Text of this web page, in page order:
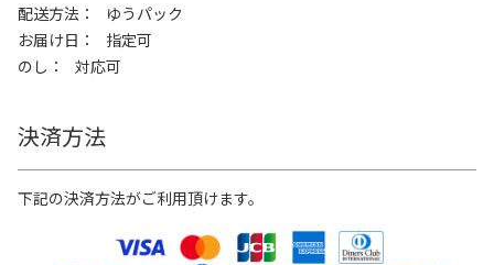
配送方法
ゆうパック
お届け日
指定可
のし
対応可
決済方法
下記の決済方法がご利用頂けます。